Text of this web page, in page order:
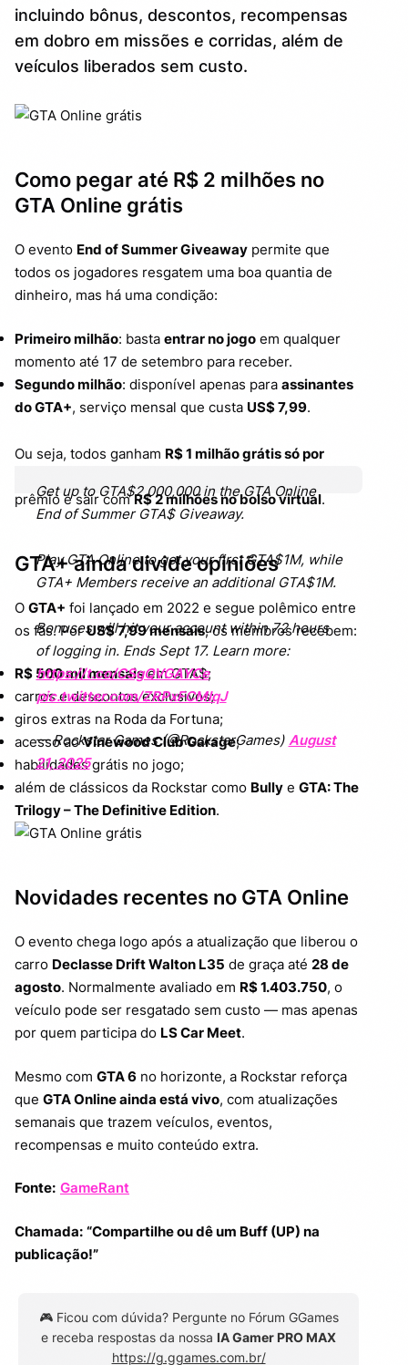
incluindo bônus, descontos, recompensas
em dobro em missões e corridas, além de
veículos liberados sem custo.
Como pegar até R$ 2 milhões no
GTA Online grátis
O evento End of Summer Giveaway permite que
todos os jogadores resgatem uma boa quantia de
dinheiro, mas há uma condição:
Primeiro milhão: basta entrar no jogo em qualquer
momento até 17 de setembro para receber.
Segundo milhão: disponível apenas para assinantes
do GTA+, serviço mensal que custa US$ 7,99.
Get up to GTA$2,000,000 in the GTA Online
End of Summer GTA$ Giveaway.
Play GTA Online to get your first GTA$1M, while
GTA+ Members receive an additional GTA$1M.
Bonuses will hit your account within 72 hours
of logging in. Ends Sept 17. Learn more:
https://t.co/CSgQVGAYCe
pic.twitter.com/ZRPxFCMIqJ
— Rockstar Games (@RockstarGames) August
21, 2025
Ou seja, todos ganham R$ 1 milhão grátis só por
prêmio e sair comR$ 2 milhões no bolso virtual.
GTA+ ainda divide opiniões
O GTA+ foi lançado em 2022 e segue polêmico entre
os fãs. PorUS$ 7,99 mensais, os membros recebem:
R$ 500 mil mensaisem GTA$;
carros e descontos exclusivos;
giros extras na Roda da Fortuna;
acesso aoVinewood Club Garage;
habilidades grátis no jogo;
além de clássicos da Rockstar como Bully e GTA: The
Trilogy – The Definitive Edition.
Novidades recentes no GTA Online
O evento chega logo após a atualização que liberou o
carro Declasse Drift Walton L35 de graça até 28 de
agosto. Normalmente avaliado em R$ 1.403.750, o
veículo pode ser resgatado sem custo — mas apenas
por quem participa do LS Car Meet.
Mesmo com GTA 6 no horizonte, a Rockstar reforça
que GTA Online ainda está vivo, com atualizações
semanais que trazem veículos, eventos,
recompensas e muito conteúdo extra.
Fonte: GameRant
Chamada: “Compartilhe ou dê um Buff (UP) na
publicação!”
🎮 Ficou com dúvida? Pergunte no Fórum GGames
e receba respostas da nossa IA Gamer PRO MAX
https://g.ggames.com.br/